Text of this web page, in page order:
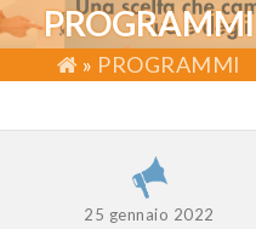
PROGRAMMI
» PROGRAMMI
25 gennaio 2022